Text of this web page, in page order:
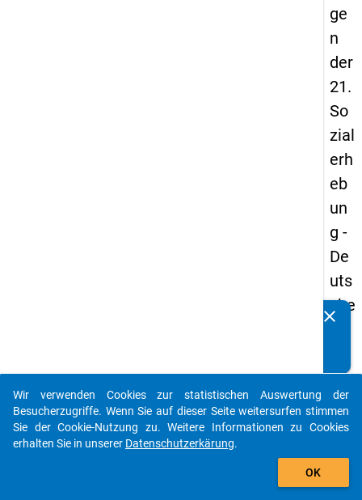
ge
n
der
21.
So
zial
erh
eb
un
g -
De
uts
che
Bil
du
ngs
clear
auto_stories
add_shopping_cart
Wir verwenden Cookies zur statistischen Auswertung der
Besucherzugriffe. Wenn Sie auf dieser Seite weitersurfen stimmen
Sie der Cookie-Nutzung zu. Weitere Informationen zu Cookies
erhalten Sie in unserer Datenschutzerkärung.
OK